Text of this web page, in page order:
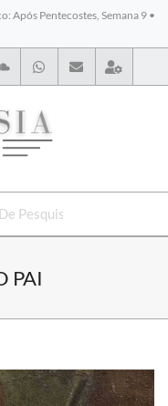
Após Pentecostes, Semana 9 •
PAI